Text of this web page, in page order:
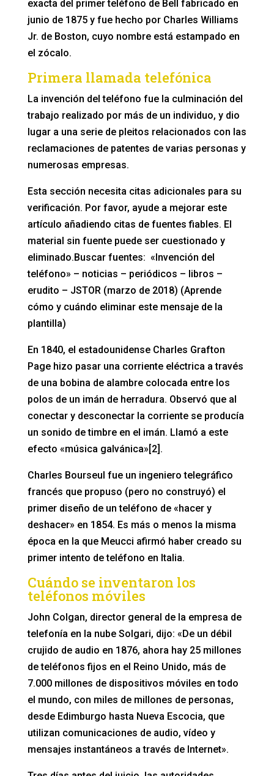
exacta del primer teléfono de Bell fabricado en
junio de 1875 y fue hecho por Charles Williams
Jr. de Boston, cuyo nombre está estampado en
el zócalo.
Primera llamada telefónica
La invención del teléfono fue la culminación del
trabajo realizado por más de un individuo, y dio
lugar a una serie de pleitos relacionados con las
reclamaciones de patentes de varias personas y
numerosas empresas.
Esta sección necesita citas adicionales para su
verificación. Por favor, ayude a mejorar este
artículo añadiendo citas de fuentes fiables. El
material sin fuente puede ser cuestionado y
eliminado.Buscar fuentes: «Invención del
teléfono» – noticias – periódicos – libros –
erudito – JSTOR (marzo de 2018) (Aprende
cómo y cuándo eliminar este mensaje de la
plantilla)
En 1840, el estadounidense Charles Grafton
Page hizo pasar una corriente eléctrica a través
de una bobina de alambre colocada entre los
polos de un imán de herradura. Observó que al
conectar y desconectar la corriente se producía
un sonido de timbre en el imán. Llamó a este
efecto «música galvánica»[2].
Charles Bourseul fue un ingeniero telegráfico
francés que propuso (pero no construyó) el
primer diseño de un teléfono de «hacer y
deshacer» en 1854. Es más o menos la misma
época en la que Meucci afirmó haber creado su
primer intento de teléfono en Italia.
Cuándo se inventaron los
teléfonos móviles
John Colgan, director general de la empresa de
telefonía en la nube Solgari, dijo: «De un débil
crujido de audio en 1876, ahora hay 25 millones
de teléfonos fijos en el Reino Unido, más de
7.000 millones de dispositivos móviles en todo
el mundo, con miles de millones de personas,
desde Edimburgo hasta Nueva Escocia, que
utilizan comunicaciones de audio, vídeo y
mensajes instantáneos a través de Internet».